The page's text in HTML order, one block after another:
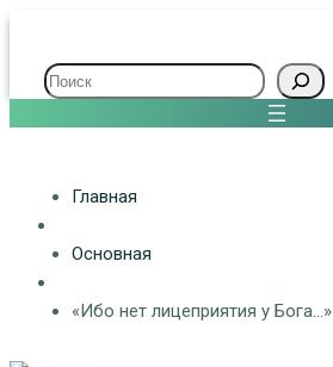
Поиск
Главная
Основная
«Ибо нет лицеприятия у Бога…»